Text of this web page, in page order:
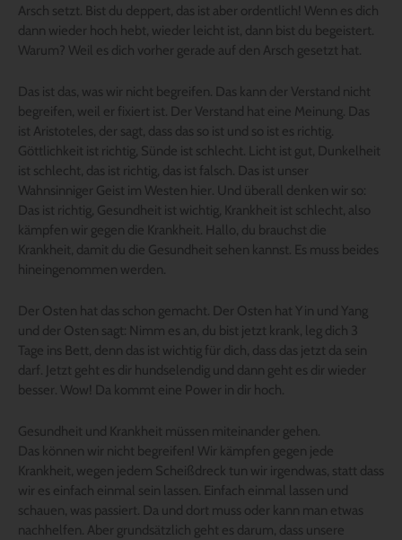
Arsch setzt. Bist du deppert, das ist aber ordentlich! Wenn es dich
dann wieder hoch hebt, wieder leicht ist, dann bist du begeistert.
Warum? Weil es dich vorher gerade auf den Arsch gesetzt hat.
Das ist das, was wir nicht begreifen. Das kann der Verstand nicht
begreifen, weil er fixiert ist. Der Verstand hat eine Meinung. Das
ist Aristoteles, der sagt, dass das so ist und so ist es richtig.
Göttlichkeit ist richtig, Sünde ist schlecht. Licht ist gut, Dunkelheit
ist schlecht, das ist richtig, das ist falsch. Das ist unser
Wahnsinniger Geist im Westen hier. Und überall denken wir so:
Das ist richtig, Gesundheit ist wichtig, Krankheit ist schlecht, also
kämpfen wir gegen die Krankheit. Hallo, du brauchst die
Krankheit, damit du die Gesundheit sehen kannst. Es muss beides
hineingenommen werden.
Der Osten hat das schon gemacht. Der Osten hat Yin und Yang
und der Osten sagt: Nimm es an, du bist jetzt krank, leg dich 3
Tage ins Bett, denn das ist wichtig für dich, dass das jetzt da sein
darf. Jetzt geht es dir hundselendig und dann geht es dir wieder
besser. Wow! Da kommt eine Power in dir hoch.
Gesundheit und Krankheit müssen miteinander gehen.
Das können wir nicht begreifen! Wir kämpfen gegen jede
Krankheit, wegen jedem Scheißdreck tun wir irgendwas, statt dass
wir es einfach einmal sein lassen. Einfach einmal lassen und
schauen, was passiert. Da und dort muss oder kann man etwas
nachhelfen. Aber grundsätzlich geht es darum, dass unsere